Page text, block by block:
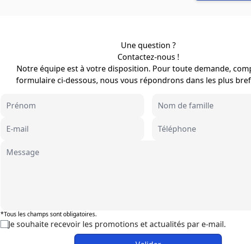
Une question ?
Contactez-nous !
Notre équipe est à votre disposition. Pour toute demande,
formulaire ci-dessous, nous vous répondrons dans les plus
*Tous les champs sont obligatoires.
Je souhaite recevoir les promotions et actualités par e-mail.